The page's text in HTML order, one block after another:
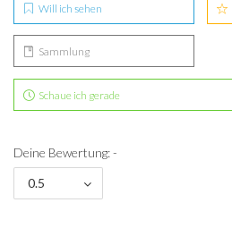
Will ich sehen
Sammlung
Schaue ich gerade
Deine Bewertung: -
0.5